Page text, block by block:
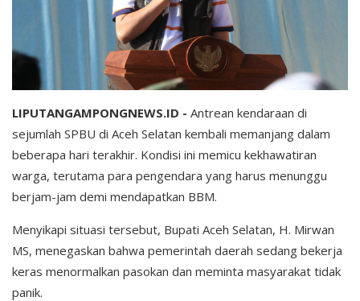
LIPUTANGAMPONGNEWS.ID - Antrean kendaraan di
sejumlah SPBU di Aceh Selatan kembali memanjang dalam
beberapa hari terakhir. Kondisi ini memicu kekhawatiran
warga, terutama para pengendara yang harus menunggu
berjam-jam demi mendapatkan BBM.
Menyikapi situasi tersebut, Bupati Aceh Selatan, H. Mirwan
MS, menegaskan bahwa pemerintah daerah sedang bekerja
keras menormalkan pasokan dan meminta masyarakat tidak
panik.